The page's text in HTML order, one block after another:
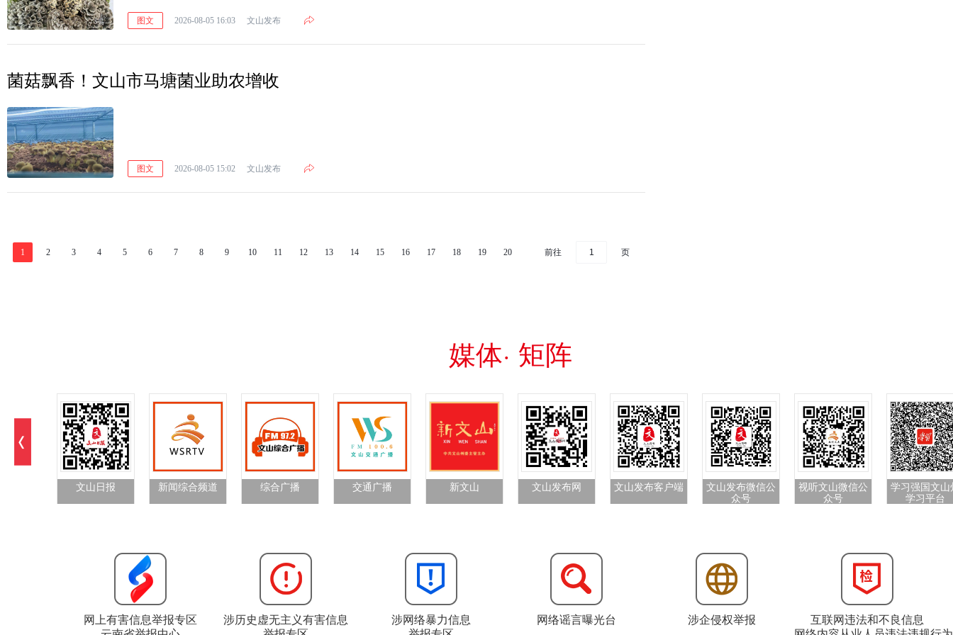
图文 2026-08-05 16:03 文山发布
菌菇飘香！文山市马塘菌业助农增收
图文 2026-08-05 15:02 文山发布
1 2 3 4 5 6 7 8 9 10 11 12 13 14 15 16 17 18 19 20 前往 页
媒体· 矩阵
文山日报 新闻综合频道 综合广播 交通广播 新文山 文山发布网 文山发布客户端
文山发布微信公
众号
视听文山微信公
众号
学习强国文山
学习平台
网上有害信息举报专区
涉历史虚无主义有害信息
涉网络暴力信息
网络谣言曝光台 涉企侵权举报
互联网违法和不良信息